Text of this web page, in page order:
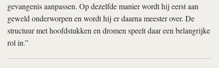
gevangenis aanpassen. Op dezelfde manier wordt hij eerst aan
geweld onderworpen en wordt hij er daarna meester over. De
structuur met hoofdstukken en dromen speelt daar een belangrijke
rol in.”